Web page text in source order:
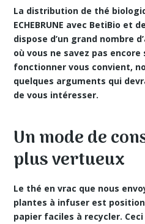
La distribution de thé
ECHEBRUNE avec BetiBio et
dispose d’un grand nombre
où vous ne savez pas
fonctionner vous convient,
quelques arguments qui
de vous intéresser.
Un mode de
plus vertueux
Le thé en vrac que nous
plantes à infuser est
papier faciles à recycler.